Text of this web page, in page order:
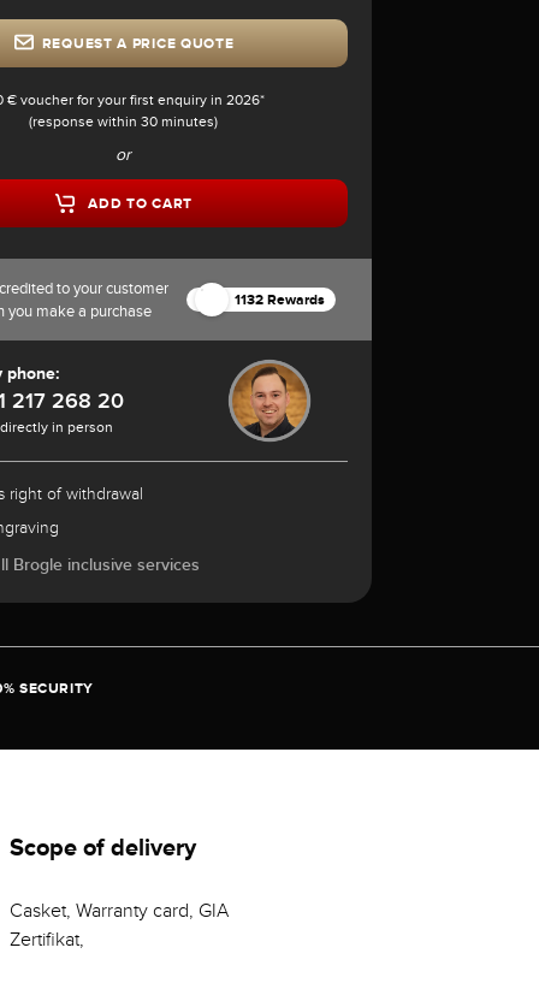
REQUEST A PRICE QUOTE
€ voucher for your first enquiry in 2026*
(response within 30 minutes)
or
ADD TO CART
to your customer
you make a purchase
1132 Rewards
phone:
217 268 20
in person
right of withdrawal
Brogle inclusive services
SECURITY
Scope of delivery
Casket, Warranty card, GIA
Zertifikat,